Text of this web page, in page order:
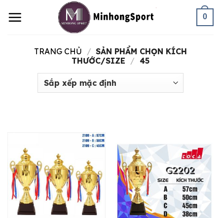
0
TRANG CHỦ / SẢN PHẨM CHỌN KÍCH
THƯỚC/SIZE / 45